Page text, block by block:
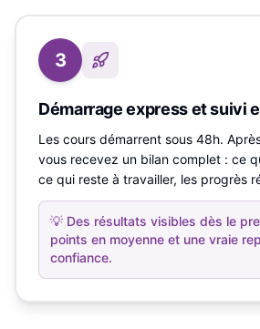
3
Démarrage express et suivi
Les cours démarrent sous 48h.
vous recevez un bilan complet : ce
ce qui reste à travailler, les progrès
💡 Des résultats visibles dès le
points en moyenne et une vraie
confiance.